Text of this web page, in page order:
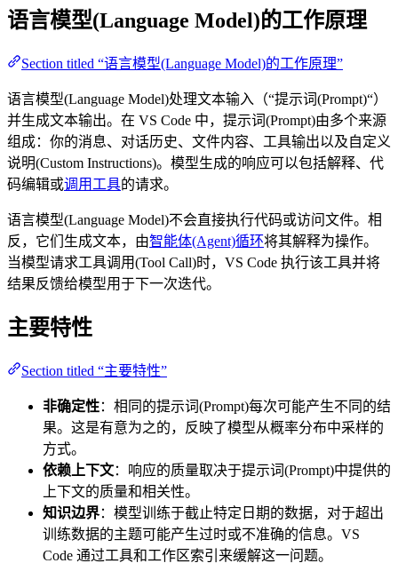
语言模型(Language Model)的工作原理
Section titled “语言模型(Language Model)的工作原理”
语言模型(Language Model)处理文本输入（“提示词(Prompt)“）
并生成文本输出。在 VS Code 中，提示词(Prompt)由多个来源
组成：你的消息、对话历史、文件内容、工具输出以及自定义
说明(Custom Instructions)。模型生成的响应可以包括解释、代
码编辑或调用工具的请求。
语言模型(Language Model)不会直接执行代码或访问文件。相
反，它们生成文本，由智能体(Agent)循环将其解释为操作。
当模型请求工具调用(Tool Call)时，VS Code 执行该工具并将
结果反馈给模型用于下一次迭代。
主要特性
Section titled “主要特性”
非确定性：相同的提示词(Prompt)每次可能产生不同的结
果。这是有意为之的，反映了模型从概率分布中采样的
方式。
依赖上下文：响应的质量取决于提示词(Prompt)中提供的
上下文的质量和相关性。
知识边界：模型训练于截止特定日期的数据，对于超出
训练数据的主题可能产生过时或不准确的信息。VS
Code 通过工具和工作区索引来缓解这一问题。